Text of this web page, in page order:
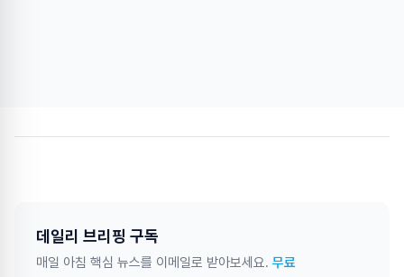
데일리 브리핑 구독
매일 아침 핵심 뉴스를 이메일로 받아보세요. 무료